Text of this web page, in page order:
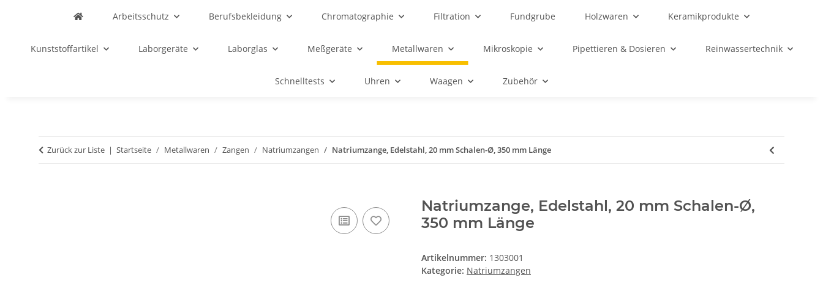
Arbeitsschutz Berufsbekleidung Chromatographie Filtration Fundgrube Holzwaren Keramikprodukte
Kunststoffartikel Laborgeräte Laborglas Meßgeräte Metallwaren Mikroskopie Pipettieren & Dosieren Reinwassertechnik
Schnelltests Uhren Waagen Zubehör
Zurück zur Liste Startseite Metallwaren Zangen Natriumzangen Natriumzange, Edelstahl, 20 mm Schalen-Ø, 350 mm Länge
Natriumzange, Edelstahl, 20 mm Schalen-Ø,
350 mm Länge
Artikelnummer: 1303001
Kategorie: Natriumzangen